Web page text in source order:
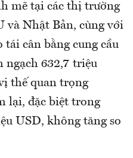
mẽ tại các thị trường
và Nhật Bản, cùng với
cân bằng cung cầu
ngạch 632,7 triệu
thế quan trọng
lại, đặc biệt trong
USD, không tăng so